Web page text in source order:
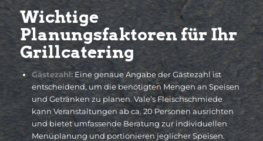
Wichtige
Planungsfaktoren für Ihr
Grillcatering
Gästezahl:Eine genaue Angabe der Gästezahl ist
entscheidend, um die benötigten Mengen an Speisen
und Getränken zu planen. Vale’s Fleischschmiede
kann Veranstaltungen ab ca. 20 Personen ausrichten
und bietet umfassende Beratung zur individuellen
Menüplanung und portionieren jeglicher Speisen.